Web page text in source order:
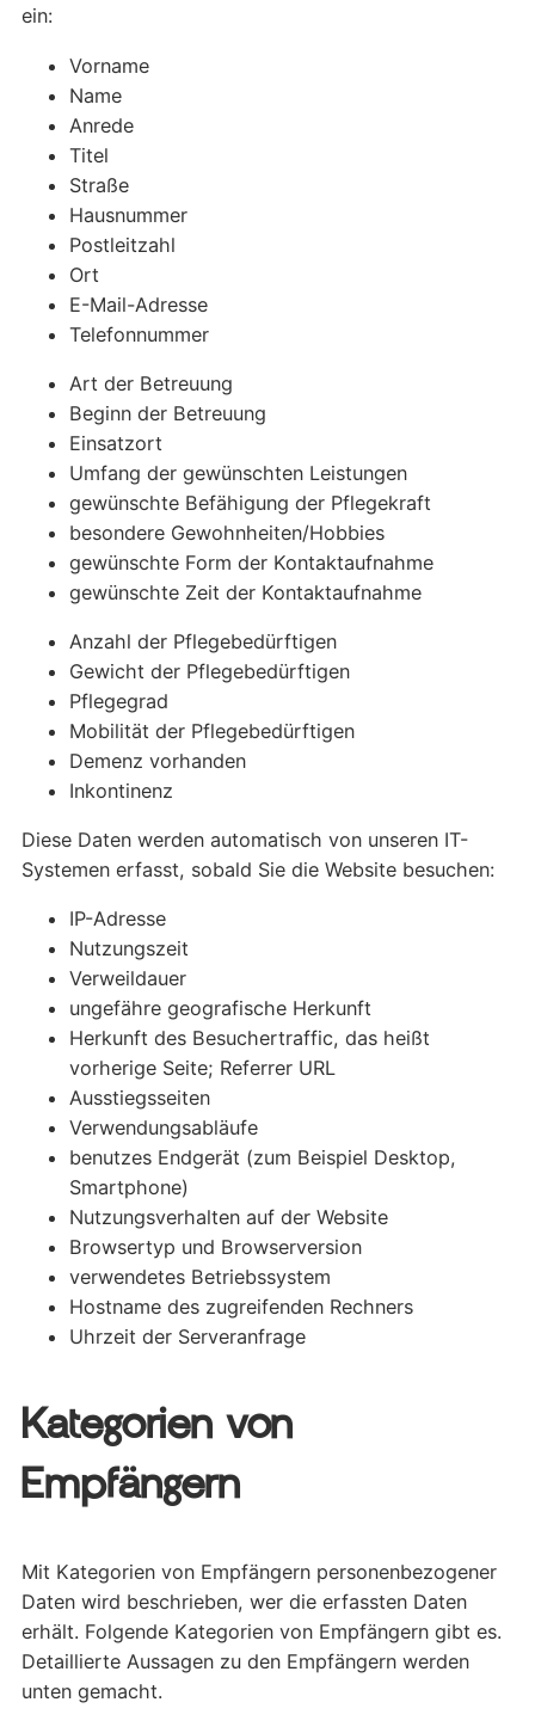
ein:
Vorname
Name
Anrede
Titel
Straße
Hausnummer
Postleitzahl
Ort
E-Mail-Adresse
Telefonnummer
Art der Betreuung
Beginn der Betreuung
Einsatzort
Umfang der gewünschten Leistungen
gewünschte Befähigung der Pflegekraft
besondere Gewohnheiten/Hobbies
gewünschte Form der Kontaktaufnahme
gewünschte Zeit der Kontaktaufnahme
Anzahl der Pflegebedürftigen
Gewicht der Pflegebedürftigen
Pflegegrad
Mobilität der Pflegebedürftigen
Demenz vorhanden
Inkontinenz
Diese Daten werden automatisch von unseren IT-
Systemen erfasst, sobald Sie die Website besuchen:
IP-Adresse
Nutzungszeit
Verweildauer
ungefähre geografische Herkunft
Herkunft des Besuchertraffic, das heißt
vorherige Seite; Referrer URL
Ausstiegsseiten
Verwendungsabläufe
benutzes Endgerät (zum Beispiel Desktop,
Smartphone)
Nutzungsverhalten auf der Website
Browsertyp und Browserversion
verwendetes Betriebssystem
Hostname des zugreifenden Rechners
Uhrzeit der Serveranfrage
Kategorien von
Empfängern
Mit Kategorien von Empfängern personenbezogener
Daten wird beschrieben, wer die erfassten Daten
erhält. Folgende Kategorien von Empfängern gibt es.
Detaillierte Aussagen zu den Empfängern werden
unten gemacht.